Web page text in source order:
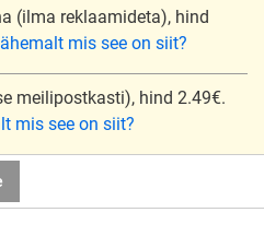
(ilma reklaamideta), hind
mis see on siit?
meilipostkasti), hind 2.49€.
mis see on siit?